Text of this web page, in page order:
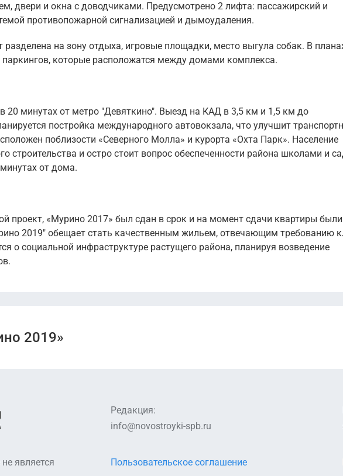
двери и окна с доводчиками. Предусмотрено 2 лифта: пассажирский и
противопожарной сигнализацией и дымоудаления.
на зону отдыха, игровые площадки, место выгула собак. В
паркингов, которые расположатся между домами комплекса.
20 минутах от метро "Девяткино". Выезд на КАД в 3,5 км и 1,5 км до
постройка международного автовокзала, что улучшит
поблизости «Северного Молла» и курорта «Охта Парк». Население
строительства и остро стоит вопрос обеспеченности района школами и
от дома.
проект, «Мурино 2017» был сдан в срок и на момент сдачи квартиры были
2019" обещает стать качественным жильем, отвечающим требованию
о социальной инфраструктуре растущего района, планируя возведение
2019»
Редакция:
info@novostroyki-spb.ru
является
Пользовательское соглашение